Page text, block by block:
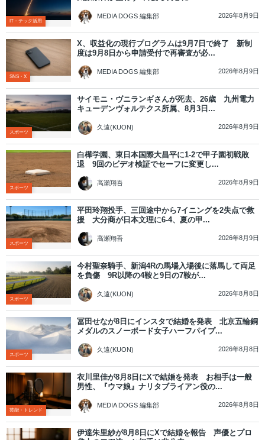
IT・テック活用
MEDIA DOGS 編集部 2026年8月9日
SNS・X
X、収益化の現行プログラムは9月7日で終了 新制
度は9月8日から申請受付で再審査が必...
MEDIA DOGS 編集部 2026年8月9日
スポーツ
サイモニ・ヴニランギさんが死去、26歳 九州電力
キューデンヴォルテクス所属、8月3日...
久遠(KUON) 2026年8月9日
スポーツ
白樺学園、東日本国際大昌平に1-2で甲子園初戦敗
退 9回のビデオ検証でセーフに変更し...
高瀬翔吾 2026年8月9日
スポーツ
平田玲翔投手、三回途中から7イニングを2失点で救
援 大分商が日本文理に6-4、夏の甲...
高瀬翔吾 2026年8月9日
スポーツ
今村聖奈騎手、新潟4Rの馬場入場後に落馬して両足
を負傷 9R以降の4鞍と9日の7鞍が...
久遠(KUON) 2026年8月8日
スポーツ
冨田せなが8日にインスタで結婚を発表 北京五輪銅
メダルのスノーボード女子ハーフパイプ...
久遠(KUON) 2026年8月8日
芸能・トレンド
衣川里佳が8月8日にXで結婚を発表 お相手は一般
男性、『ウマ娘』ナリタブライアン役の...
MEDIA DOGS 編集部 2026年8月8日
伊達朱里紗が8月8日にXで結婚を報告 声優とプロ